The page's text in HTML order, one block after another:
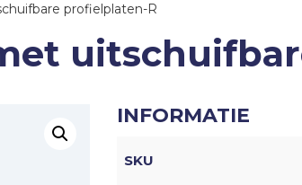
profielplaten-R
INFORMATIE
SKU